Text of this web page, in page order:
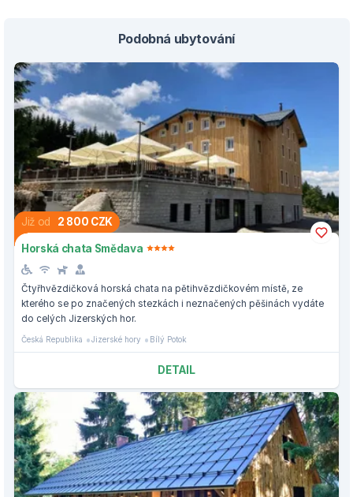
Podobná ubytování
Již od 2 800 CZK
Horská chata Smědava
Čtyřhvězdičková horská chata na pětihvězdičkovém místě, ze
kterého se po značených stezkách i neznačených pěšinách vydáte
do celých Jizerských hor.
Česká Republika Jizerské hory Bílý Potok
DETAIL